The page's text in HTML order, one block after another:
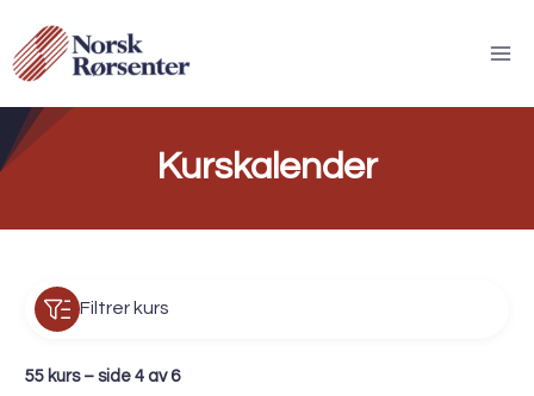
content
Kurskalender
Filtrer kurs
55 kurs – side 4 av 6